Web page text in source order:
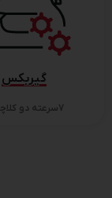
گیربکس
7سرعته دو کلاچه تر